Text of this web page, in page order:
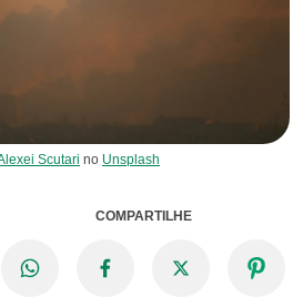
Scutari no Unsplash
COMPARTILHE